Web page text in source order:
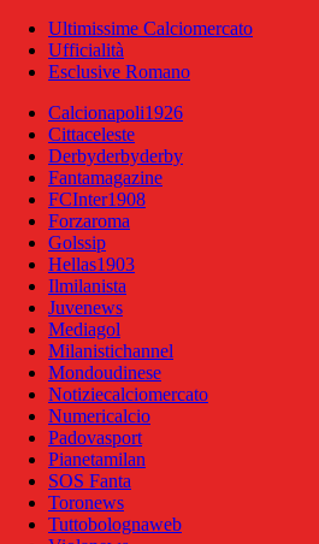
Ultimissime Calciomercato
Ufficialità
Esclusive Romano
Calcionapoli1926
Cittaceleste
Derbyderbyderby
Fantamagazine
FCInter1908
Forzaroma
Golssip
Hellas1903
Ilmilanista
Juvenews
Mediagol
Milanistichannel
Mondoudinese
Notiziecalciomercato
Numericalcio
Padovasport
Pianetamilan
SOS Fanta
Toronews
Tuttobolognaweb